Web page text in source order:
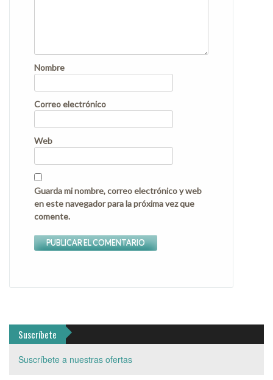
Nombre
Correo electrónico
Web
Guarda mi nombre, correo electrónico y web
en este navegador para la próxima vez que
comente.
Suscríbete
Suscríbete a nuestras ofertas